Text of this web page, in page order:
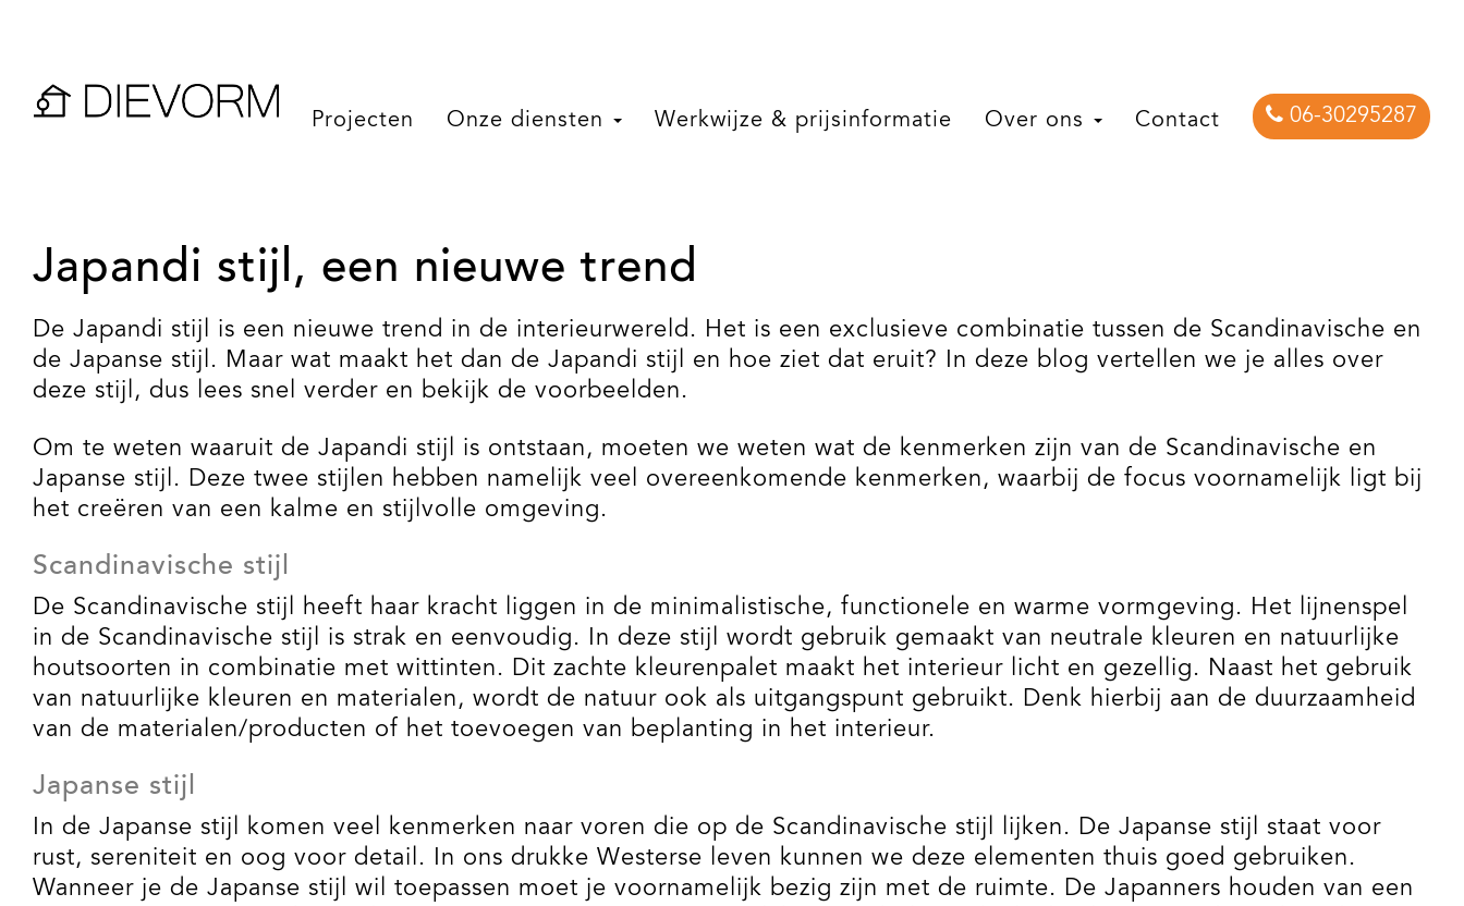
Projecten Onze diensten Werkwijze & prijsinformatie Over ons Contact 06-30295287
Japandi stijl, een nieuwe trend
De Japandi stijl is een nieuwe trend in de interieurwereld. Het is een exclusieve combinatie tussen de Scandinavische en
de Japanse stijl. Maar wat maakt het dan de Japandi stijl en hoe ziet dat eruit? In deze blog vertellen we je alles over
deze stijl, dus lees snel verder en bekijk de voorbeelden.
Om te weten waaruit de Japandi stijl is ontstaan, moeten we weten wat de kenmerken zijn van de Scandinavische en
Japanse stijl. Deze twee stijlen hebben namelijk veel overeenkomende kenmerken, waarbij de focus voornamelijk ligt bij
het creëren van een kalme en stijlvolle omgeving.
Scandinavische stijl
De Scandinavische stijl heeft haar kracht liggen in de minimalistische, functionele en warme vormgeving. Het lijnenspel
in de Scandinavische stijl is strak en eenvoudig. In deze stijl wordt gebruik gemaakt van neutrale kleuren en natuurlijke
houtsoorten in combinatie met wittinten. Dit zachte kleurenpalet maakt het interieur licht en gezellig. Naast het gebruik
van natuurlijke kleuren en materialen, wordt de natuur ook als uitgangspunt gebruikt. Denk hierbij aan de duurzaamheid
van de materialen/producten of het toevoegen van beplanting in het interieur.
Japanse stijl
In de Japanse stijl komen veel kenmerken naar voren die op de Scandinavische stijl lijken. De Japanse stijl staat voor
rust, sereniteit en oog voor detail. In ons drukke Westerse leven kunnen we deze elementen thuis goed gebruiken.
Wanneer je de Japanse stijl wil toepassen moet je voornamelijk bezig zijn met de ruimte. De Japanners houden van een